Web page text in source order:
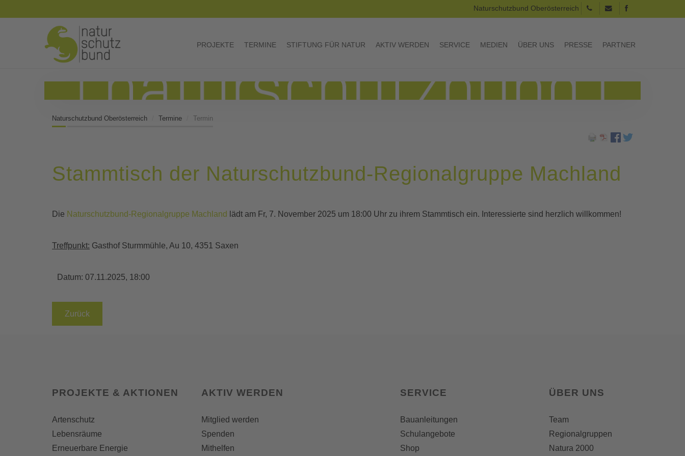
Naturschutzbund Oberösterreich
PROJEKTE TERMINE STIFTUNG FÜR NATUR AKTIV WERDEN SERVICE MEDIEN ÜBER UNS PRESSE PARTNER
Naturschutzbund Oberösterreich Termine Termin
Stammtisch der Naturschutzbund-Regionalgruppe Machland
Die Naturschutzbund-Regionalgruppe Machland lädt am Fr, 7. November 2025 um 18:00 Uhr zu ihrem Stammtisch ein. Interessierte sind herzlich willkommen!
Treffpunkt: Gasthof Sturmmühle, Au 10, 4351 Saxen
Datum: 07.11.2025, 18:00
Zurück
PROJEKTE & AKTIONEN
Artenschutz
Lebensräume
Erneuerbare Energie
AKTIV WERDEN
Mitglied werden
Spenden
Mithelfen
SERVICE
Bauanleitungen
Schulangebote
Shop
ÜBER UNS
Team
Regionalgruppen
Natura 2000